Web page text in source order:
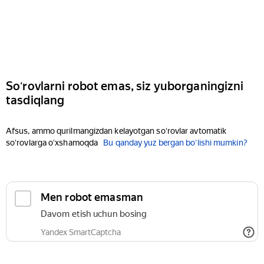
Soʻrovlarni robot emas, siz yuborganingizni
tasdiqlang
Afsus, ammo qurilmangizdan kelayotgan soʻrovlar avtomatik
soʻrovlarga oʻxshamoqda
Bu qanday yuz bergan boʻlishi mumkin?
Men robot emasman
Davom etish uchun bosing
Yandex SmartCaptcha